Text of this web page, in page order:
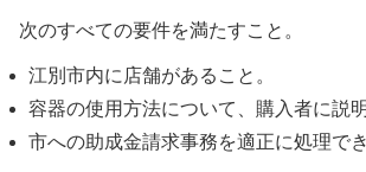
次のすべての要件を満たすこと。
江別市内に店舗があること。
容器の使用方法について、購入者に説
市への助成金請求事務を適正に処理で